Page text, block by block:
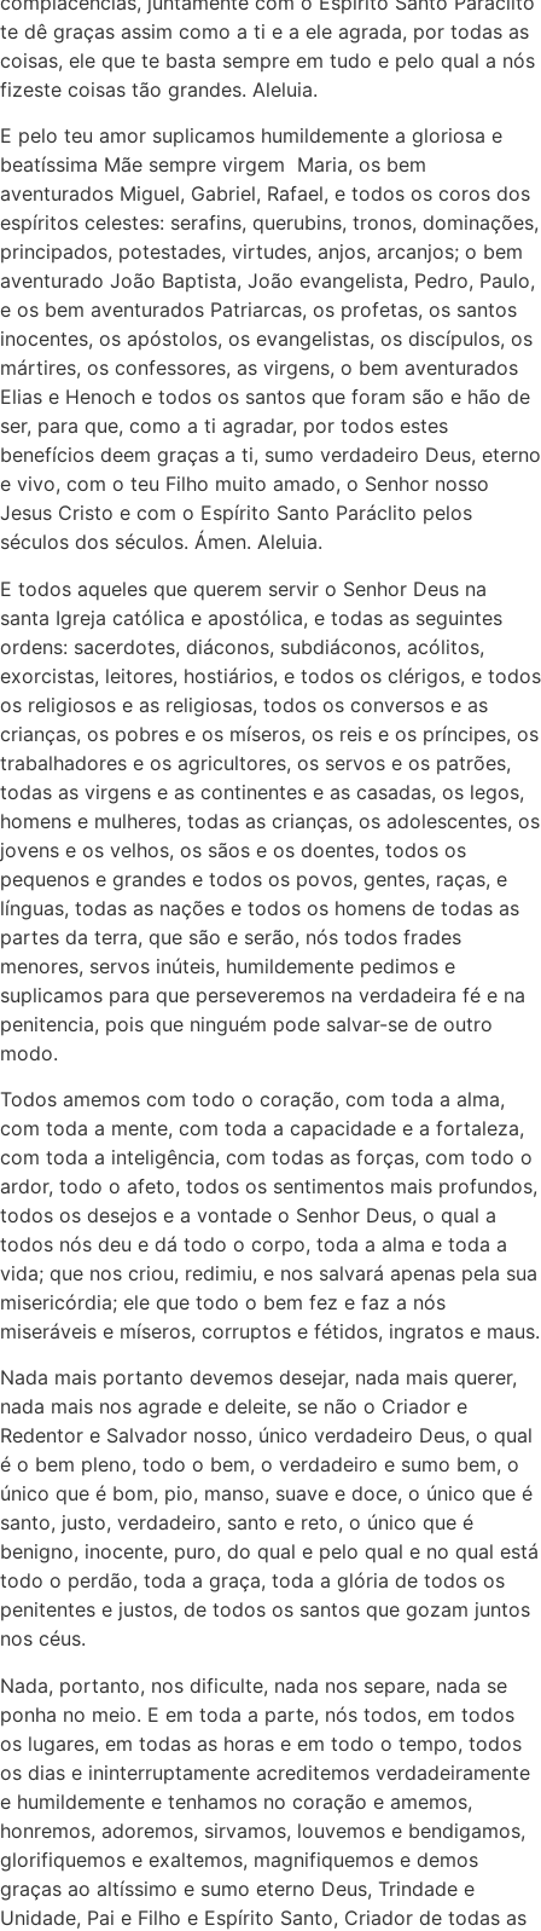
te dê graças assim como a ti e a ele agrada, por todas as
coisas, ele que te basta sempre em tudo e pelo qual a nós
fizeste coisas tão grandes. Aleluia.
E pelo teu amor suplicamos humildemente a gloriosa e
beatíssima Mãe sempre virgem Maria, os bem
aventurados Miguel, Gabriel, Rafael, e todos os coros dos
espíritos celestes: serafins, querubins, tronos, dominações,
principados, potestades, virtudes, anjos, arcanjos; o bem
aventurado João Baptista, João evangelista, Pedro, Paulo,
e os bem aventurados Patriarcas, os profetas, os santos
inocentes, os apóstolos, os evangelistas, os discípulos, os
mártires, os confessores, as virgens, o bem aventurados
Elias e Henoch e todos os santos que foram são e hão de
ser, para que, como a ti agradar, por todos estes
benefícios deem graças a ti, sumo verdadeiro Deus, eterno
e vivo, com o teu Filho muito amado, o Senhor nosso
Jesus Cristo e com o Espírito Santo Paráclito pelos
séculos dos séculos. Ámen. Aleluia.
E todos aqueles que querem servir o Senhor Deus na
santa Igreja católica e apostólica, e todas as seguintes
ordens: sacerdotes, diáconos, subdiáconos, acólitos,
exorcistas, leitores, hostiários, e todos os clérigos, e todos
os religiosos e as religiosas, todos os conversos e as
crianças, os pobres e os míseros, os reis e os príncipes, os
trabalhadores e os agricultores, os servos e os patrões,
todas as virgens e as continentes e as casadas, os legos,
homens e mulheres, todas as crianças, os adolescentes, os
jovens e os velhos, os sãos e os doentes, todos os
pequenos e grandes e todos os povos, gentes, raças, e
línguas, todas as nações e todos os homens de todas as
partes da terra, que são e serão, nós todos frades
menores, servos inúteis, humildemente pedimos e
suplicamos para que perseveremos na verdadeira fé e na
penitencia, pois que ninguém pode salvar-se de outro
modo.
Todos amemos com todo o coração, com toda a alma,
com toda a mente, com toda a capacidade e a fortaleza,
com toda a inteligência, com todas as forças, com todo o
ardor, todo o afeto, todos os sentimentos mais profundos,
todos os desejos e a vontade o Senhor Deus, o qual a
todos nós deu e dá todo o corpo, toda a alma e toda a
vida; que nos criou, redimiu, e nos salvará apenas pela sua
misericórdia; ele que todo o bem fez e faz a nós
miseráveis e míseros, corruptos e fétidos, ingratos e maus.
Nada mais portanto devemos desejar, nada mais querer,
nada mais nos agrade e deleite, se não o Criador e
Redentor e Salvador nosso, único verdadeiro Deus, o qual
é o bem pleno, todo o bem, o verdadeiro e sumo bem, o
único que é bom, pio, manso, suave e doce, o único que é
santo, justo, verdadeiro, santo e reto, o único que é
benigno, inocente, puro, do qual e pelo qual e no qual está
todo o perdão, toda a graça, toda a glória de todos os
penitentes e justos, de todos os santos que gozam juntos
nos céus.
Nada, portanto, nos dificulte, nada nos separe, nada se
ponha no meio. E em toda a parte, nós todos, em todos
os lugares, em todas as horas e em todo o tempo, todos
os dias e ininterruptamente acreditemos verdadeiramente
e humildemente e tenhamos no coração e amemos,
honremos, adoremos, sirvamos, louvemos e bendigamos,
glorifiquemos e exaltemos, magnifiquemos e demos
graças ao altíssimo e sumo eterno Deus, Trindade e
Unidade, Pai e Filho e Espírito Santo, Criador de todas as